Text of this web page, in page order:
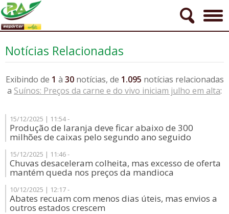
Notícias Relacionadas
Exibindo de 1 à 30notícias, de 1.095 notícias relacionadas
a Suínos: Preços da carne e do vivo iniciam julho em alta:
15/12/2025 | 11:54 -
Produção de laranja deve ficar abaixo de 300
milhões de caixas pelo segundo ano seguido
15/12/2025 | 11:46 -
Chuvas desaceleram colheita, mas excesso de oferta
mantém queda nos preços da mandioca
10/12/2025 | 12:17 -
Abates recuam com menos dias úteis, mas envios a
outros estados crescem